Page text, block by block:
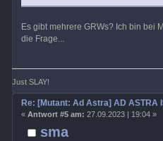
Es gibt mehrere GRWs? Ich bin bei
die Frage...
Just SLAY!
sma
Re: [Mutant: Ad Astra] AD ASTRA
« Antwort #5 am: 27.09.2023 | 19:04 »